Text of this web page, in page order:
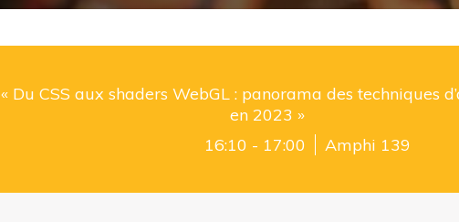
« Du CSS aux shaders WebGL : panorama des techniques
en 2023 »
16:10 - 17:00
Amphi 139